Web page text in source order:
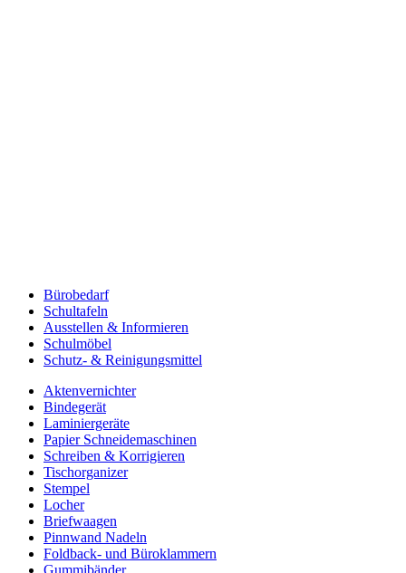
Bürobedarf
Schultafeln
Ausstellen & Informieren
Schulmöbel
Schutz- & Reinigungsmittel
Aktenvernichter
Bindegerät
Laminiergeräte
Papier Schneidemaschinen
Schreiben & Korrigieren
Tischorganizer
Stempel
Locher
Briefwaagen
Pinnwand Nadeln
Foldback- und Büroklammern
Gummibänder